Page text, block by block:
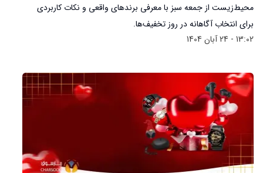
محیط‌زیست از جمعه سبز با معرفی برندهای واقعی و نکات کاربردی
برای انتخاب آگاهانه در روز تخفیف‌ها.
13:02 - 24 آبان 1404